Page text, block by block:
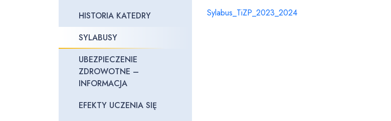
HISTORIA KATEDRY
SYLABUSY
UBEZPIECZENIE
ZDROWOTNE –
INFORMACJA
EFEKTY UCZENIA SIĘ
Sylabus_TiZP_2023_2024